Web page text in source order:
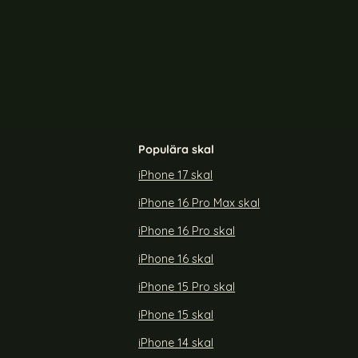
Matt Rosa
Skal CH
Max Skal CH MagSafe Matt Ljus Grön
ColorPop iPhone 15 Pro Max Skal CH
MagSafe Matt Off White
Art. nr 225131
rea pris
109 krtidigare pris
299 kr
ColorPop iPhone 15 Pro Max Skal
Populära skal
iPhone 17 skal
iPhone 16 Pro Max skal
iPhone 16 Pro skal
iPhone 16 skal
iPhone 15 Pro skal
iPhone 15 skal
iPhone 14 skal